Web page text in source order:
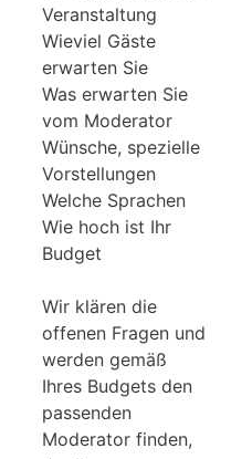
Veranstaltung
Wieviel Gäste
erwarten Sie
Was erwarten Sie
vom Moderator
Wünsche, spezielle
Vorstellungen
Welche Sprachen
Wie hoch ist Ihr
Budget
Wir klären die
offenen Fragen und
werden gemäß
Ihres Budgets den
passenden
Moderator finden,